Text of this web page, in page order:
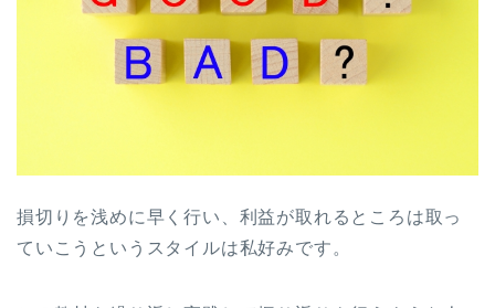
損切りを浅めに早く行い、利益が取れるところは取っ
ていこうというスタイルは私好みです。